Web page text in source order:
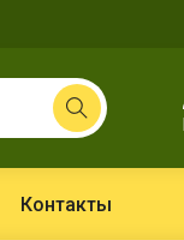
Контакты